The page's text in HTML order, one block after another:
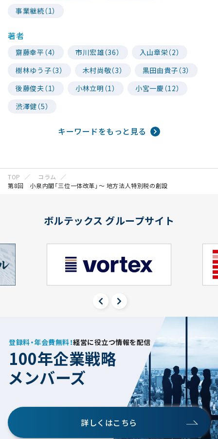
事業継続（1）
著者
齋藤幸平（4） 市川宏雄（36）
入山章栄（2）
樹林ゆう子（3）
木村尚敬（3）
黒田由貴子（3）
後藤俊夫（1）
小林立明（1）
小宮一慶（12）
渋澤健（5）
キーワードをもっと見る
TOP
コラム
第8回 小泉内閣「三位一体改革」～ 地方法人特別税の創設
ボルテックス グループサイト
登録料・年会費無料！経営に役立つ情報を配信
100年企業戦略
メンバーズ
詳しくはこちら